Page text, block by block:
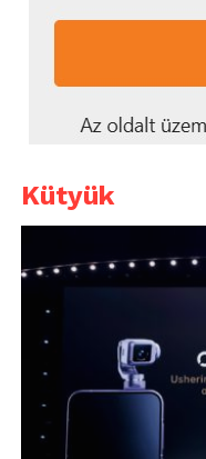
Kütyük